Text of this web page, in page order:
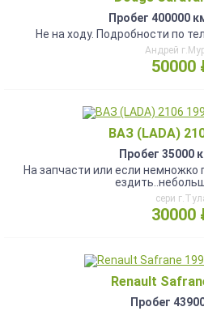
Пробег 400000
Не на ходу. Подробности по
Андрей
50000
ВАЗ (LADA)
Пробег 35000
На запчасти или если
сери
30000
Renault
Пробег